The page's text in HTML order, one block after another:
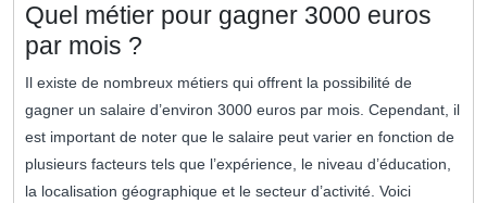
Quel métier pour gagner 3000 euros
par mois ?
Il existe de nombreux métiers qui offrent la possibilité de
gagner un salaire d’environ 3000 euros par mois. Cependant, il
est important de noter que le salaire peut varier en fonction de
plusieurs facteurs tels que l’expérience, le niveau d’éducation,
la localisation géographique et le secteur d’activité. Voici